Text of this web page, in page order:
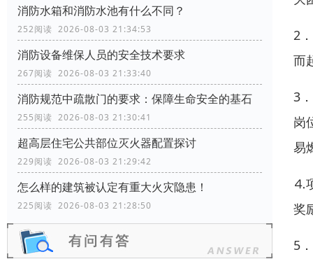
消防水箱和消防水池有什么不同？
252阅读 2026-08-03 21:34:53
消防设备维保人员的安全技术要求
267阅读 2026-08-03 21:33:40
消防规范中疏散门的要求：保障生命安全的基石
255阅读 2026-08-03 21:30:41
超高层住宅公共部位灭火器配置探讨
229阅读 2026-08-03 21:29:42
怎么样的建筑被认定有重大火灾隐患！
225阅读 2026-08-03 21:28:50
2
而
3
岗
易
⒋
奖
5